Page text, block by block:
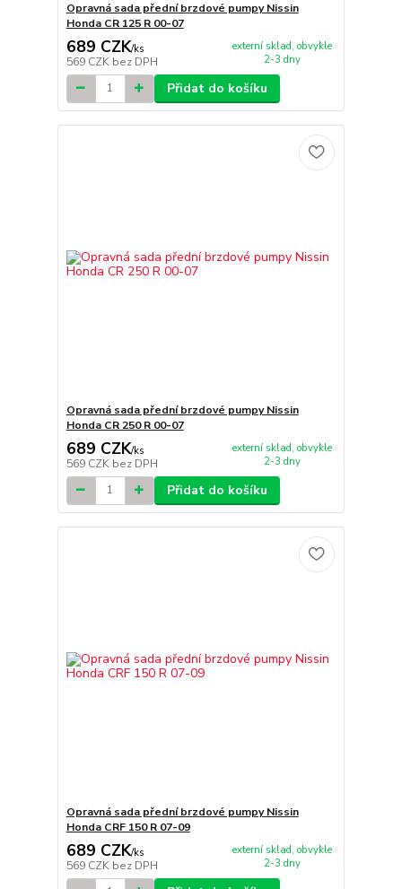
Opravná sada přední brzdové pumpy Nissin
Honda CR 125 R 00-07
689 CZK/ks
569 CZK bez DPH
externí sklad, obvykle
2-3 dny
Přidat do košíku
Opravná sada přední brzdové pumpy Nissin
Honda CR 250 R 00-07
689 CZK/ks
569 CZK bez DPH
externí sklad, obvykle
2-3 dny
Přidat do košíku
Opravná sada přední brzdové pumpy Nissin
Honda CRF 150 R 07-09
689 CZK/ks
569 CZK bez DPH
externí sklad, obvykle
2-3 dny